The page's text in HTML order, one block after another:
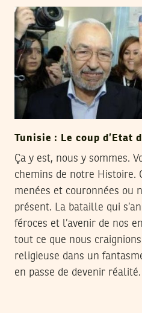
Tunisie : Le coup d’Etat
Ça y est, nous y sommes.
chemins de notre Histoire.
menées et couronnées ou
présent. La bataille qui
féroces et l’avenir de nos
tout ce que nous
religieuse dans un
en passe de devenir réalité.